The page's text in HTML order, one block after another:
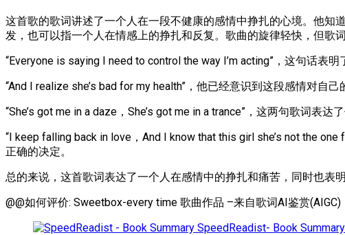
这首歌的歌词讲述了一个人在一段不健康的感情中挣扎的心境。他知
发，也可以指一个人在情感上的挣扎和反复。歌曲的旋律轻快，但歌
“Everyone is saying I need to control the way I’m acting”，这句话表
“And I realize she’s bad for my health”，他已经意识到这段感情对自
“She’s got me in a daze，She’s got me in a trance”，这两句歌词表达
“I keep falling back in love，And I know that this girl she’s not the
正确的决定。
总的来说，这首歌词表达了一个人在感情中的挣扎和痛苦，同时也表
@@如何评价: Sweetbox-every time 歌曲作品 –来自歌词AI鉴赏(AIGC)
SpeedReadist- Book Summary